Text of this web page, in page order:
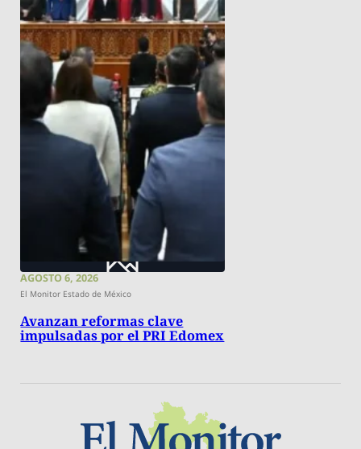
AGOSTO 6, 2026
El Monitor Estado de México
Avanzan reformas clave
impulsadas por el PRI Edomex